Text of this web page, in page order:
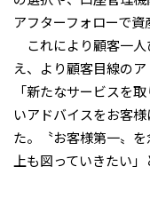
アフターフォローで資
これにより顧客一人
え、より顧客目線の
「新たなサービスを
いアドバイスをお客
た。〝お客様第一〟
上も図っていきたい